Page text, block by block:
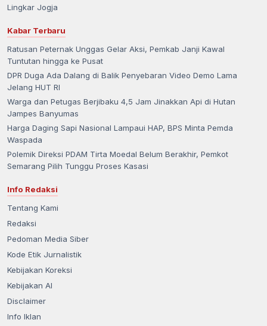
Lingkar Jogja
Kabar Terbaru
Ratusan Peternak Unggas Gelar Aksi, Pemkab Janji Kawal
Tuntutan hingga ke Pusat
DPR Duga Ada Dalang di Balik Penyebaran Video Demo Lama
Jelang HUT RI
Warga dan Petugas Berjibaku 4,5 Jam Jinakkan Api di Hutan
Jampes Banyumas
Harga Daging Sapi Nasional Lampaui HAP, BPS Minta Pemda
Waspada
Polemik Direksi PDAM Tirta Moedal Belum Berakhir, Pemkot
Semarang Pilih Tunggu Proses Kasasi
Info Redaksi
Tentang Kami
Redaksi
Pedoman Media Siber
Kode Etik Jurnalistik
Kebijakan Koreksi
Kebijakan AI
Disclaimer
Info Iklan